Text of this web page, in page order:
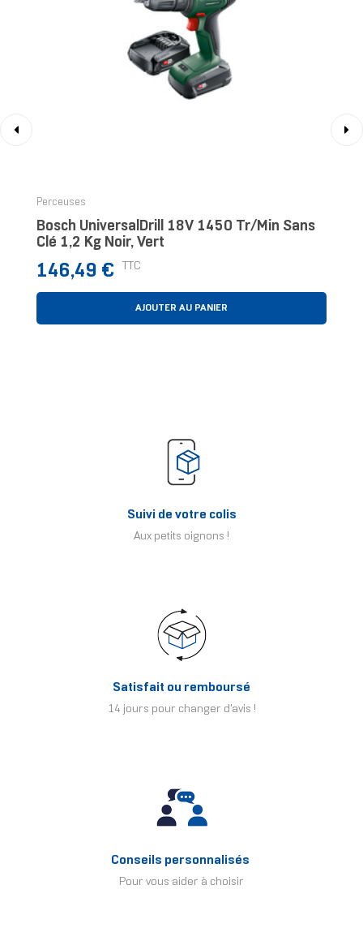
Perceuses
Bosch UniversalDrill 18V 1450 Tr/min Sans
Clé 1,2 Kg Noir, Vert
Prix
146,49 € TTC
AJOUTER AU PANIER
Suivi de votre colis
Aux petits oignons !
Satisfait ou remboursé
14 jours pour changer d'avis !
Conseils personnalisés
Pour vous aider à choisir